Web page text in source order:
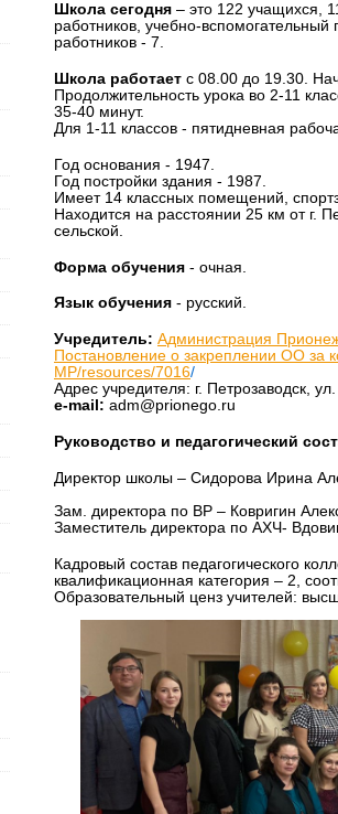
Школа сегодня – это 122 учащихся,
работников, учебно-вспомогательный
работников - 7.
Школа работает с 08.00 до 19.30.
Продолжительность урока во 2-11
35-40 минут.
Для 1-11 классов - пятидневная
Год основания - 1947.
Год постройки здания - 1987.
Имеет 14 классных помещений,
Находится на расстоянии 25 км от г.
сельской.
Форма обучения - очная.
Язык обучения - русский.
Учредитель: Администрация
Постановление о закреплении ОО за
МР/resources/7016/
Адрес учредителя: г. Петрозаводск,
e-mail: adm@prionego.ru
Руководство и педагогический
Директор школы – Сидорова Ирина
Зам. директора по ВР – Ковригин
Заместитель директора по АХЧ-
Кадровый состав педагогического
квалификационная категория – 2,
Образовательный ценз учителей: